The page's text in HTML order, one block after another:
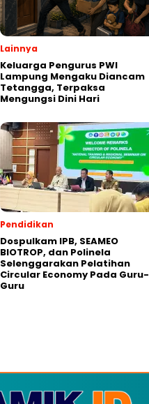
Lainnya
Keluarga Pengurus PWI
Lampung Mengaku Diancam
Tetangga, Terpaksa
Mengungsi Dini Hari
Pendidikan
Dospulkam IPB, SEAMEO
BIOTROP, dan Polinela
Selenggarakan Pelatihan
Circular Economy Pada Guru-
Guru